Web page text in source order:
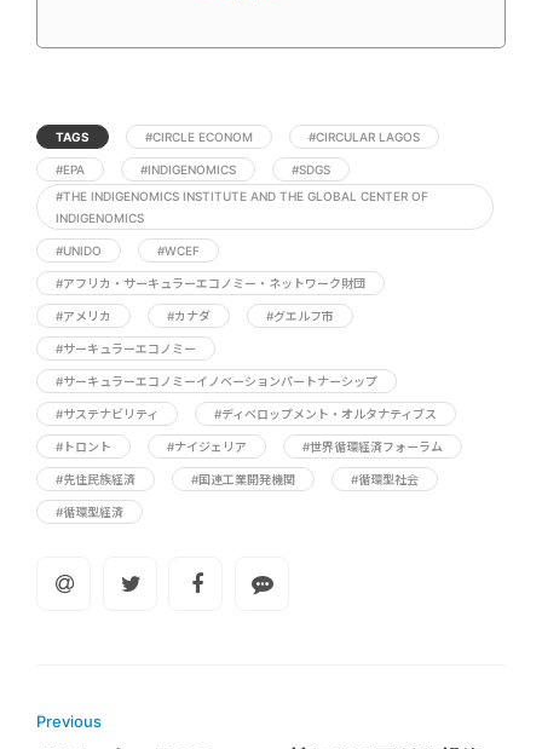
TAGS #CIRCLE ECONOM #CIRCULAR LAGOS
#EPA #INDIGENOMICS
#SDGS
#THE INDIGENOMICS INSTITUTE AND THE GLOBAL CENTER OF
INDIGENOMICS
#UNIDO #WCEF
#アフリカ・サーキュラーエコノミー・ネットワーク財団
#アメリカ #カナダ #グエルフ市
#サーキュラーエコノミー
#サーキュラーエコノミーイノベーションパートナーシップ
#サステナビリティ #ディベロップメント・オルタナティブス
#トロント #ナイジェリア #世界循環経済フォーラム
#先住民族経済 #国連工業開発機関 #循環型社会
#循環型経済
Previous